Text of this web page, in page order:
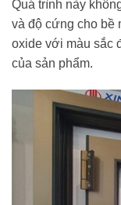
Quá trình này
và độ cứng cho bề
oxide với màu sắc
của sản phẩm.